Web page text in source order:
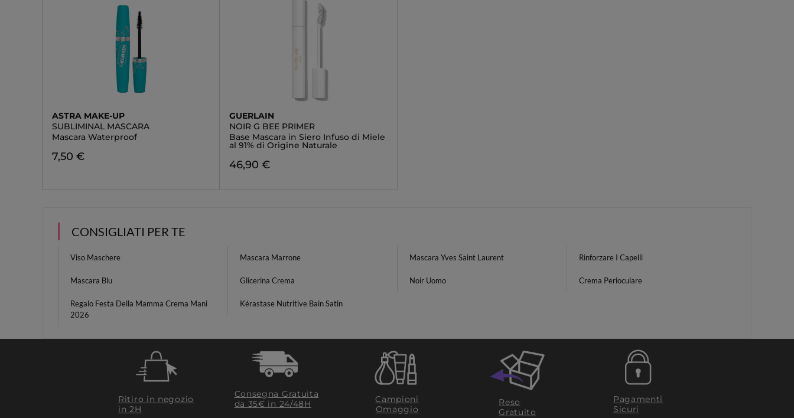
ASTRA MAKE-UP
SUBLIMINAL MASCARA
Mascara Waterproof
7,50 €
GUERLAIN
NOIR G BEE PRIMER
Base Mascara in Siero Infuso di Miele
al 91% di Origine Naturale
46,90 €
CONSIGLIATI PER TE
Viso Maschere Mascara Marrone Mascara Yves Saint Laurent Rinforzare I Capelli
Mascara Blu Glicerina Crema Noir Uomo Crema Perioculare
Regalo Festa Della Mamma Crema Mani
2026
Kérastase Nutritive Bain Satin
Ritiro in negozio
in 2H
Consegna Gratuita
da 35€​ in 24/48H
Campioni
Omaggio
Reso
Gratuito
Pagamenti
Sicuri